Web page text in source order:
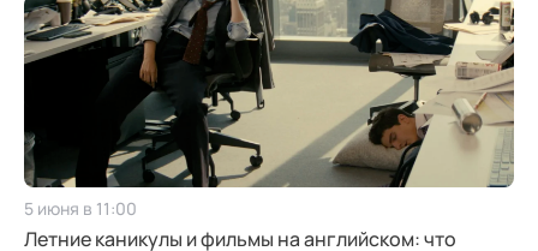
5 июня в 11:00
Летние каникулы и фильмы на английском: что